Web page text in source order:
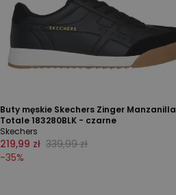
Buty męskie Skechers Zinger Manzanilla
Totale 183280BLK - czarne
Skechers
219,99 zł 339,99 zł
-35%